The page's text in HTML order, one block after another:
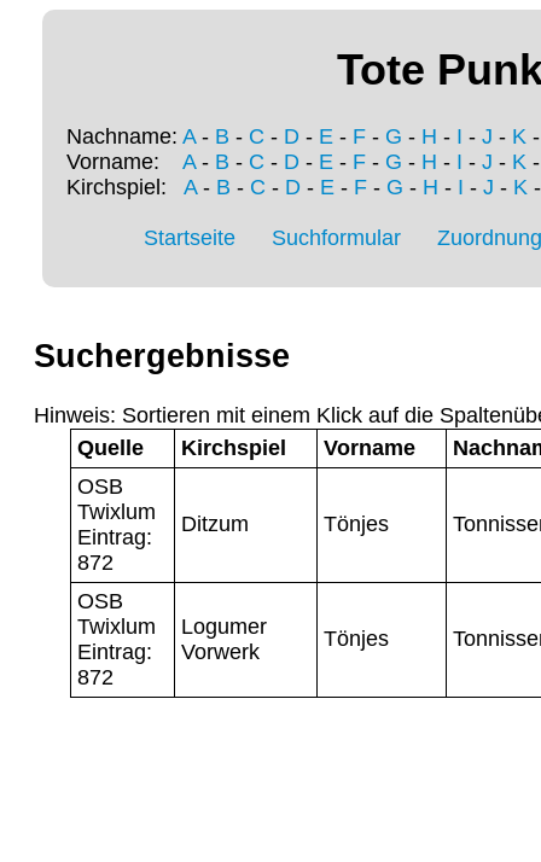
Tote
Nachname: A- B - C - D - E - F - G - H - I - J - K
Vorname: A- B - C - D - E - F - G - H - I - J - K
Kirchspiel: A- B - C - D- E- F- G - H - I - J - K
Startseite Suchformular
Suchergebnisse
Hinweis: Sortieren mit einem Klick auf die
Quelle
Kirchspiel Vorname
OSB
Twixlum
Eintrag:
872
Ditzum Tönjes
OSB
Twixlum
Eintrag:
872
Logumer
Vorwerk
Tönjes